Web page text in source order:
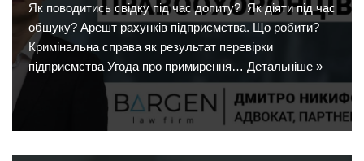
Як поводитись свідку під час допиту? Як діяти під час
обшуку? Арешт рахунків підприємства. Що робити?
Кримінальна справа як результат перевірки
підприємства Угода про примирення… Детальніше »